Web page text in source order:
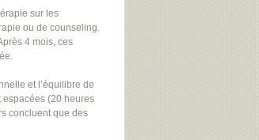
sur les
ou de counseling.
4 mois, ces
et l’équilibre de
espacées (20 heures
concluent que des